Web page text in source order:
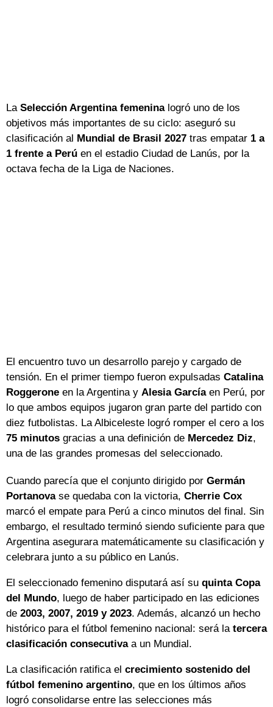
La Selección Argentina femeninalogró uno de los
objetivos más importantes de su ciclo: aseguró su
clasificación al Mundial de Brasil 2027 tras empatar 1 a
1 frente a Perú en el estadio Ciudad de Lanús, por la
octava fecha de la Liga de Naciones.
El encuentro tuvo un desarrollo parejo y cargado de
tensión. En el primer tiempo fueron expulsadas Catalina
Roggerone en la Argentina y Alesia Garcíaen Perú, por
lo que ambos equipos jugaron gran parte del partido con
diez futbolistas. La Albiceleste logró romper el cero a los
75 minutos gracias a una definición de Mercedez Diz,
una de las grandes promesas del seleccionado.
Cuando parecía que el conjunto dirigido por Germán
Portanovase quedaba con la victoria, Cherrie Cox
marcó el empate para Perú a cinco minutos del final. Sin
embargo, el resultado terminó siendo suficiente para que
Argentina asegurara matemáticamente su clasificación y
celebrara junto a su público en Lanús.
El seleccionado femenino disputará así su quinta Copa
del Mundo, luego de haber participado en las ediciones
de 2003, 2007, 2019 y 2023. Además, alcanzó un hecho
histórico para el fútbol femenino nacional: será la tercera
clasificación consecutivaa un Mundial.
La clasificación ratifica el crecimiento sostenido del
fútbol femenino argentino, que en los últimos años
logró consolidarse entre las selecciones más